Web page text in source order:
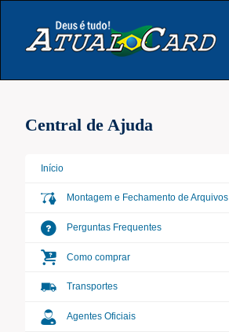
Central de Ajuda
Início
Montagem e Fechamento de Arquivos
Perguntas Frequentes
Como comprar
Transportes
Agentes Oficiais